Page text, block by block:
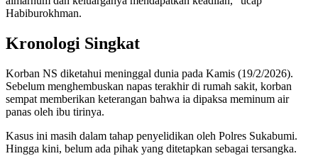
Habiburokhman.
Kronologi Singkat
Korban NS diketahui meninggal dunia pada Kamis (19/2/2026).
Sebelum menghembuskan napas terakhir di rumah sakit, korban
sempat memberikan keterangan bahwa ia dipaksa meminum air
panas oleh ibu tirinya.
Kasus ini masih dalam tahap penyelidikan oleh Polres Sukabumi.
Hingga kini, belum ada pihak yang ditetapkan sebagai tersangka.